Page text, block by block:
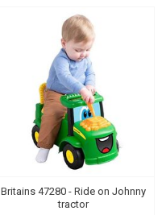
Britains 47280 - Ride on Johnny
tractor